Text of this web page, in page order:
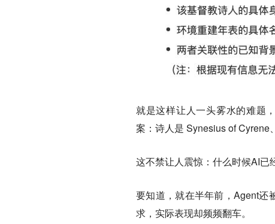
就是这样让人一头雾水的难题
案：诗人是 Synesius of Cyrene
这不禁让人震惊：什么时候AI已
要知道，就在半年前，Agent还
求，实际表现却频频翻车。